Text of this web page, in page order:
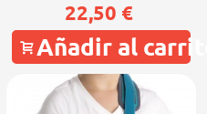
22,50 €
Añadir al carrito